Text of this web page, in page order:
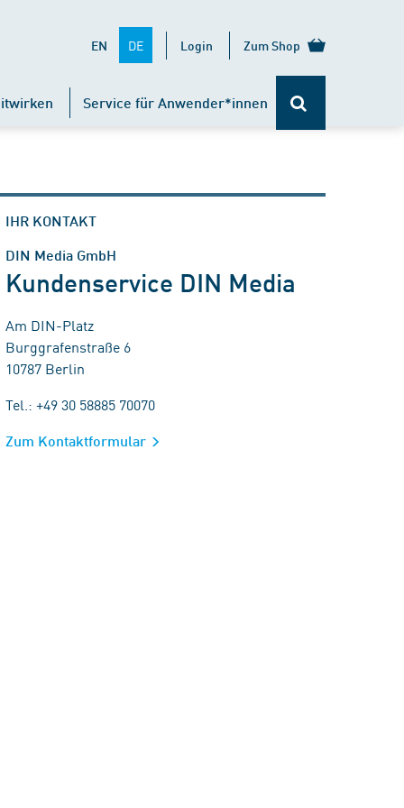
EN DE Login Zum Shop
Service für Anwender*innen
IHR KONTAKT
DIN Media GmbH
Kundenservice DIN Media
Am DIN-Platz
Burggrafenstraße 6
10787 Berlin
Tel.: +49 30 58885 70070
Zum Kontaktformular